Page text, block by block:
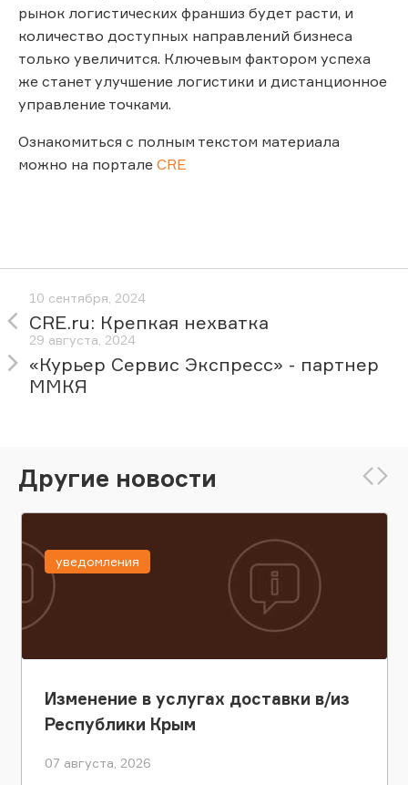
рынок логистических франшиз будет расти, и
количество доступных направлений бизнеса
только увеличится. Ключевым фактором успеха
же станет улучшение логистики и дистанционное
управление точками.
Ознакомиться с полным текстом материала
можно на портале CRE
10 сентября, 2024
CRE.ru: Крепкая нехватка
29 августа, 2024
«Курьер Сервис Экспресс» - партнер
ММКЯ
Другие новости
Изменение в услугах доставки в/из
Республики Крым
07 августа, 2026
уведомления